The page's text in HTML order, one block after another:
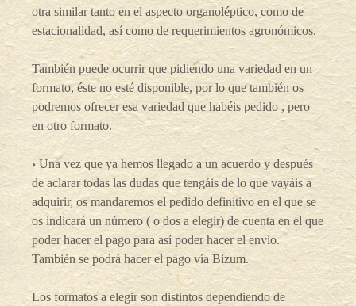
otra similar tanto en el aspecto organoléptico, como de
estacionalidad, así como de requerimientos agronómicos.
También puede ocurrir que pidiendo una variedad en un
formato, éste no esté disponible, por lo que también os
podremos ofrecer esa variedad que habéis pedido , pero
en otro formato.
›Una vez que ya hemos llegado a un acuerdo y después
de aclarar todas las dudas que tengáis de lo que vayáis a
adquirir, os mandaremos el pedido definitivo en el que se
os indicará un número ( o dos a elegir) de cuenta en el que
poder hacer el pago para así poder hacer el envío.
También se podrá hacer el pago vía Bizum.
Los formatos a elegir son distintos dependiendo de